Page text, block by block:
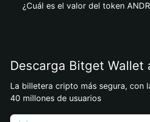
¿Cuál es el valor del token
Descarga Bitget Wallet
La billetera cripto más segura, con
40 millones de usuarios